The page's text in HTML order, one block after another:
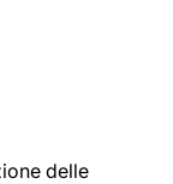
delle